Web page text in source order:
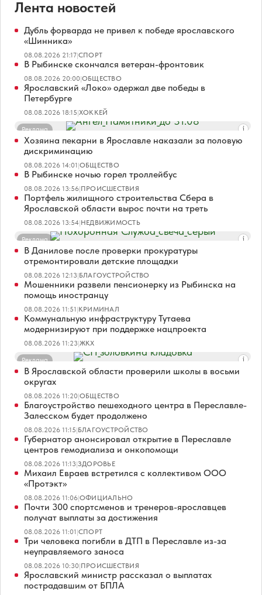
Лента новостей
Дубль форварда не привел к победе ярославского
«Шинника»
08.08.2026 21:17|СПОРТ
В Рыбинске скончался ветеран-фронтовик
08.08.2026 20:00|ОБЩЕСТВО
Ярославский «Локо» одержал две победы в
Петербурге
08.08.2026 18:15|ХОККЕЙ
Реклама
Хозяина пекарни в Ярославле наказали за половую
дискриминацию
08.08.2026 14:01|ОБЩЕСТВО
В Рыбинске ночью горел троллейбус
08.08.2026 13:56|ПРОИСШЕСТВИЯ
Портфель жилищного строительства Сбера в
Ярославской области вырос почти на треть
08.08.2026 13:54|НЕДВИЖИМОСТЬ
Реклама
В Данилове после проверки прокуратуры
отремонтировали детские площадки
08.08.2026 12:13|БЛАГОУСТРОЙСТВО
Мошенники развели пенсионерку из Рыбинска на
помощь иностранцу
08.08.2026 11:51|КРИМИНАЛ
Коммунальную инфраструктуру Тутаева
модернизируют при поддержке нацпроекта
08.08.2026 11:23|ЖКХ
Реклама
В Ярославской области проверили школы в восьми
округах
08.08.2026 11:20|ОБЩЕСТВО
Благоустройство пешеходного центра в Переславле-
Залесском будет продолжено
08.08.2026 11:15|БЛАГОУСТРОЙСТВО
Губернатор анонсировал открытие в Переславле
центров гемодиализа и онкопомощи
08.08.2026 11:13|ЗДОРОВЬЕ
Михаил Евраев встретился с коллективом ООО
«Протэкт»
08.08.2026 11:06|ОФИЦИАЛЬНО
Почти 300 спортсменов и тренеров-ярославцев
получат выплаты за достижения
08.08.2026 11:01|СПОРТ
Три человека погибли в ДТП в Переславле из-за
неуправляемого заноса
08.08.2026 10:30|ПРОИСШЕСТВИЯ
Ярославский министр рассказал о выплатах
пострадавшим от БПЛА